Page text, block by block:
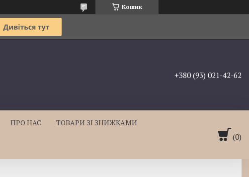
Кошик
+380 (93) 021-42-62
ПРО НАС ТОВАРИ ЗІ ЗНИЖКАМИ